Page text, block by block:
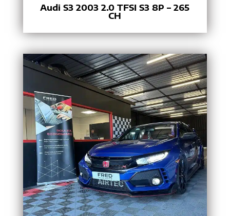
Audi S3 2003 2.0 TFSI S3 8P – 265
CH